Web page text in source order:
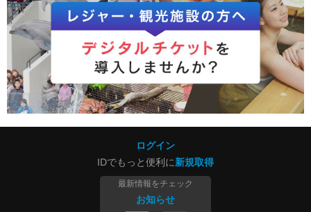
ログイン
IDでもっと便利に新規取得
最新情報をチェック
お知らせ